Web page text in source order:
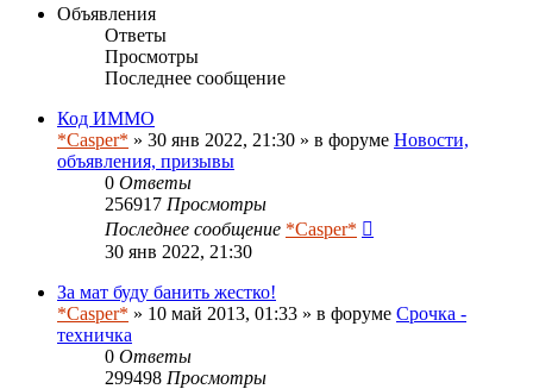
Объявления
Ответы
Просмотры
Последнее сообщение
Код ИММО
*Casper* » 30 янв 2022, 21:30 » в форуме Новости,
объявления, призывы
0 Ответы
256917 Просмотры
Последнее сообщение *Casper*
30 янв 2022, 21:30
За мат буду банить жестко!
*Casper* » 10 май 2013, 01:33 » в форуме Срочка -
техничка
0 Ответы
299498 Просмотры